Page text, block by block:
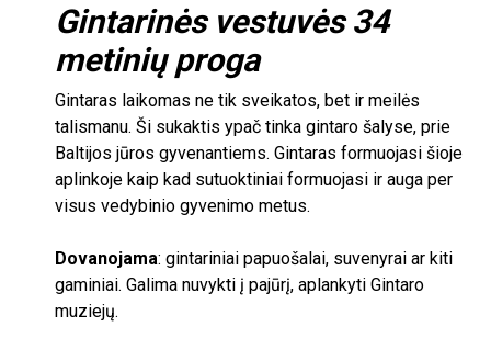
Gintarinės vestuvės 34
metinių proga
Gintaras laikomas ne tik sveikatos, bet ir meilės
talismanu. Ši sukaktis ypač tinka gintaro šalyse, prie
Baltijos jūros gyvenantiems. Gintaras formuojasi šioje
aplinkoje kaip kad sutuoktiniai formuojasi ir auga per
visus vedybinio gyvenimo metus.
Dovanojama: gintariniai papuošalai, suvenyrai ar kiti
gaminiai. Galima nuvykti į pajūrį, aplankyti Gintaro
muziejų.